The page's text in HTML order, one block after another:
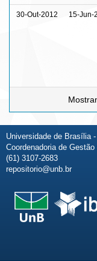
30-Out-2012 15-Jun-
Universidade de Brasília
Coordenadoria de
(61) 3107-2683
repositorio@unb.br